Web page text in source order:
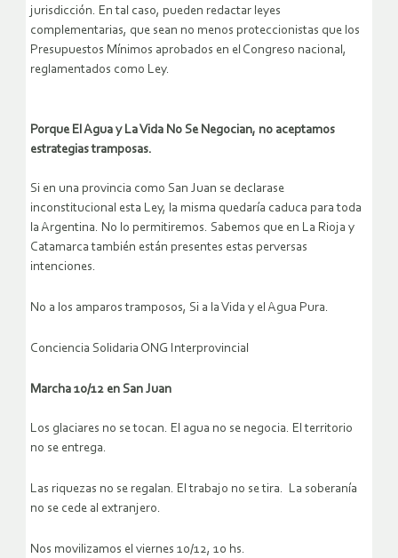
jurisdicción. En tal caso, pueden redactar leyes
complementarias, que sean no menos proteccionistas que los
Presupuestos Mínimos aprobados en el Congreso nacional,
reglamentados como Ley.
Porque El Agua y La Vida No Se Negocian, no aceptamos
estrategias tramposas.
Si en una provincia como San Juan se declarase
inconstitucional esta Ley, la misma quedaría caduca para toda
la Argentina. No lo permitiremos. Sabemos que en La Rioja y
Catamarca también están presentes estas perversas
intenciones.
No a los amparos tramposos, Si a la Vida y el Agua Pura.
Conciencia Solidaria ONG Interprovincial
Marcha 10/12 en San Juan
Los glaciares no se tocan. El agua no se negocia. El territorio
no se entrega.
Las riquezas no se regalan. El trabajo no se tira. La soberanía
no se cede al extranjero.
Nos movilizamos el viernes 10/12, 10 hs.